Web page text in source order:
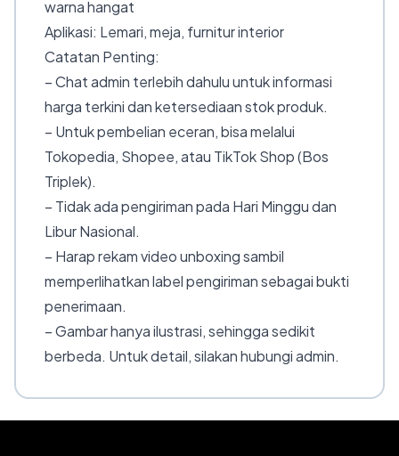
warna hangat
Aplikasi: Lemari, meja, furnitur interior
Catatan Penting:
– Chat admin terlebih dahulu untuk informasi
harga terkini dan ketersediaan stok produk.
– Untuk pembelian eceran, bisa melalui
Tokopedia, Shopee, atau TikTok Shop (Bos
Triplek).
– Tidak ada pengiriman pada Hari Minggu dan
Libur Nasional.
– Harap rekam video unboxing sambil
memperlihatkan label pengiriman sebagai bukti
penerimaan.
– Gambar hanya ilustrasi, sehingga sedikit
berbeda. Untuk detail, silakan hubungi admin.